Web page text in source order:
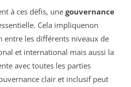
à ces défis, une gouvernance
Cela impliquenon
entre les différents niveaux de
et international mais aussi la
avec toutes les parties
clair et inclusif peut